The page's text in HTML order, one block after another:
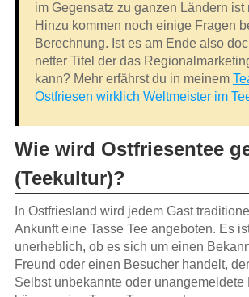
im Gegensatz zu ganzen Ländern ist
Hinzu kommen noch einige Fragen
Berechnung. Ist es am Ende also
netter Titel der das
kann? Mehr erfährst du in meinem
Ostfriesen wirklich Weltmeister im
Wie wird Ostfriesentee
(Teekultur)?
In Ostfriesland wird jedem Gast
Ankunft eine Tasse Tee angeboten. Es
unerheblich, ob es sich um einen
Freund oder einen Besucher handelt,
Selbst unbekannte oder unangemeldete